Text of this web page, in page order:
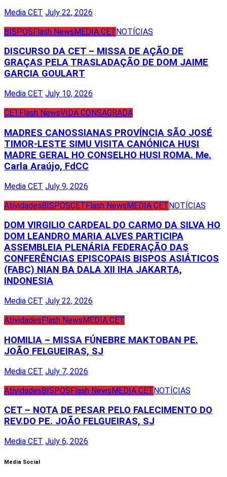
Media CET July 22, 2026
BISPOSFlash NewsMEDIA CETNOTÍCIAS
DISCURSO DA CET – MISSA DE AÇÃO DE
GRAÇAS PELA TRASLADAÇÃO DE DOM JAIME
GARCIA GOULART
Media CET July 10, 2026
CET Flash NewsVIDA CONSAGRADA
MADRES CANOSSIANAS PROVÍNCIA SÃO JOSÉ
TIMOR-LESTE SIMU VISITA CANÓNICA HUSI
MADRE GERAL HO CONSELHO HUSI ROMA. Me.
Carla Araújo, FdCC
Media CET July 9, 2026
AtividadesBISPOSCETFlash NewsMEDIA CETNOTÍCIAS
DOM VIRGILIO CARDEAL DO CARMO DA SILVA HO
DOM LEANDRO MARIA ALVES PARTICIPA
ASSEMBLEIA PLENÁRIA FEDERAÇÃO DAS
CONFERÊNCIAS EPISCOPAIS BISPOS ASIÁTICOS
(FABC) NIAN BA DALA XII IHA JAKARTA,
INDONESIA
Media CET July 22, 2026
AtividadesFlash NewsMEDIA CET
HOMILIA – MISSA FÚNEBRE MAKTOBAN PE.
JOÃO FELGUEIRAS, SJ
Media CET July 7, 2026
AtividadesBISPOSFlash NewsMEDIA CETNOTÍCIAS
CET – NOTA DE PESAR PELO FALECIMENTO DO
REV.DO PE. JOÃO FELGUEIRAS, SJ
Media CET July 6, 2026
Media Social